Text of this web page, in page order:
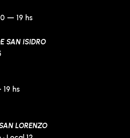
— 19 hs
SAN ISIDRO
19 hs
LORENZO